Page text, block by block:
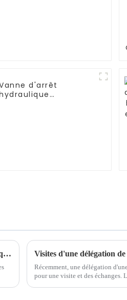
d'arrêt
Winner Hydraulics présente une pompe à pied hydraulique pneumatique avancée pour une efficacité industrielle
Récemment, une délégation
pour une visite et des échanges.